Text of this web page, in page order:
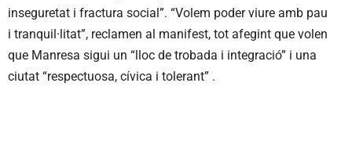
inseguretat i fractura social”. “Volem poder viure amb pau
i tranquil·litat”, reclamen al manifest, tot afegint que volen
que Manresa sigui un “lloc de trobada i integració” i una
ciutat “respectuosa, cívica i tolerant” .